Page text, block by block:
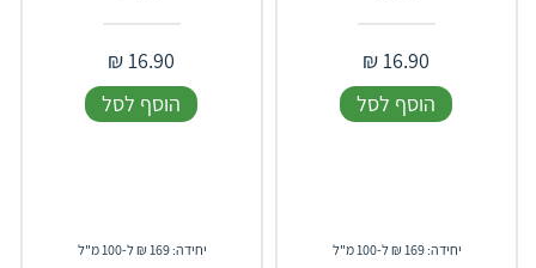
16.90
₪
הוסף לסל
יחידה: 169 ₪ ל-100 מ"ל
16.90
₪
הוסף לסל
יחידה: 169 ₪ ל-100 מ"ל